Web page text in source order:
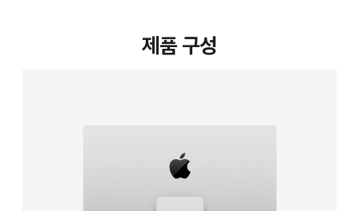
제품 구성